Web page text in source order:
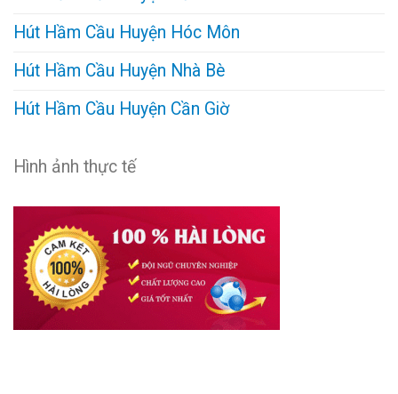
Hút Hầm Cầu Huyện Hóc Môn
Hút Hầm Cầu Huyện Nhà Bè
Hút Hầm Cầu Huyện Cần Giờ
Hình ảnh thực tế